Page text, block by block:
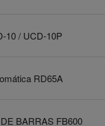
10 / UCD-10P
RD65A
BARRAS FB600